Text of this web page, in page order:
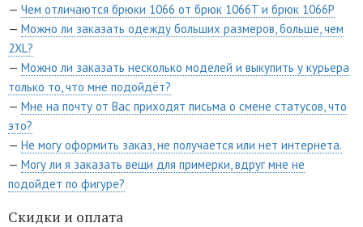
— Чем отличаются брюки 1066 от брюк 1066T и брюк 1066P
— Можно ли заказать одежду больших размеров, больше, чем
2XL?
— Можно ли заказать несколько моделей и выкупить у курьера
только то, что мне подойдёт?
— Мне на почту от Вас приходят письма о смене статусов, что
это?
— Не могу оформить заказ, не получается или нет интернета.
— Могу ли я заказать вещи для примерки, вдруг мне не
подойдет по фигуре?
Скидки и оплата